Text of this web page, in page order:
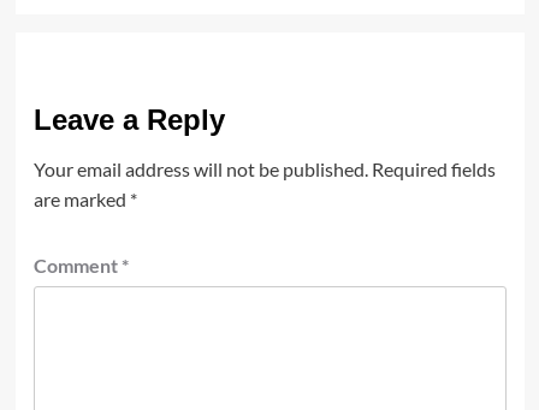
Leave a Reply
Your email address will not be published. Required fields
are marked *
Comment *